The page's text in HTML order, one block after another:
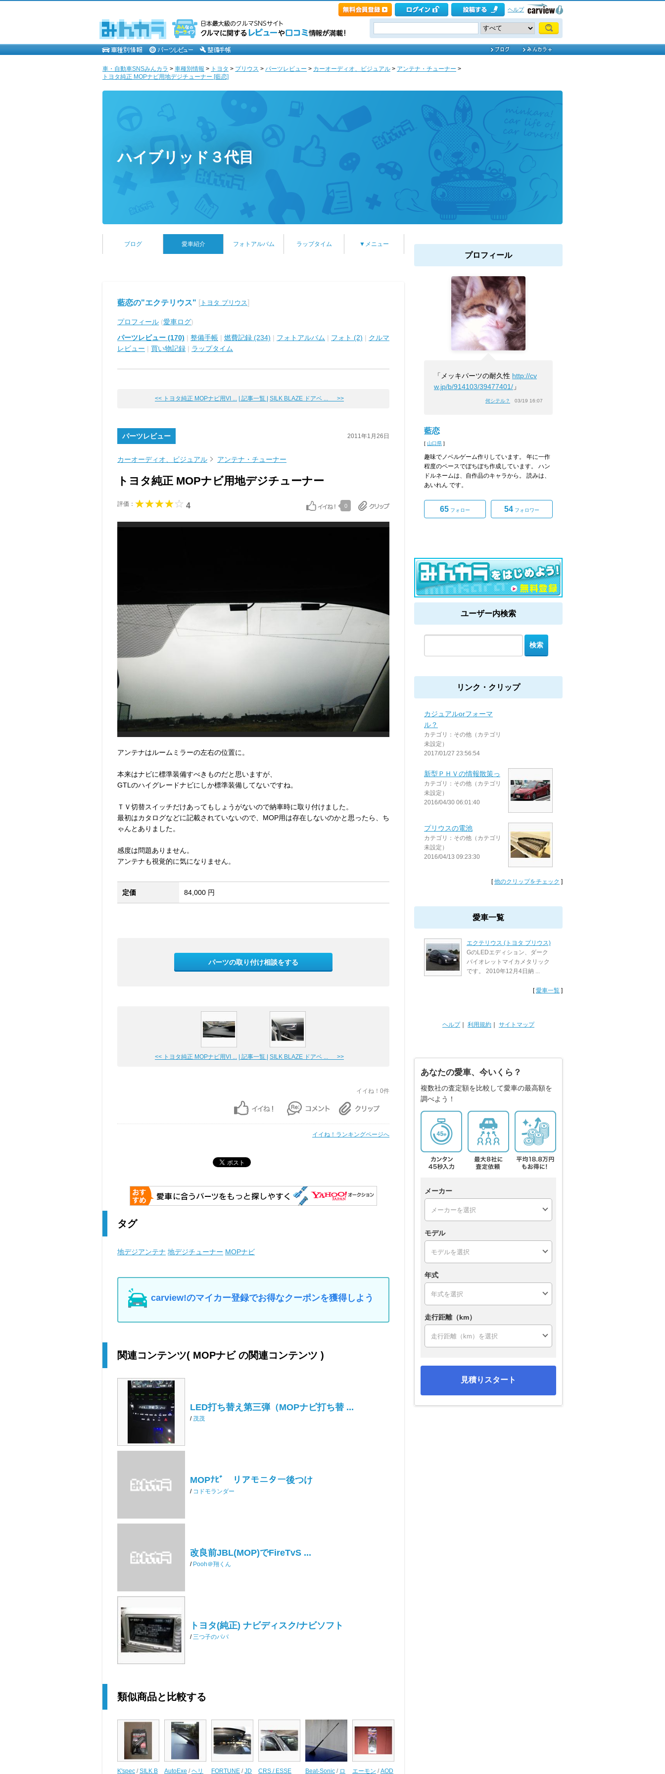
ヘルプ
車・自動車SNSみんカラ > 車種別情報 > トヨタ > プリウス > パーツレビュー > カーオーディオ、ビジュアル > アンテナ・チューナー >
トヨタ純正 MOPナビ用地デジチューナー [藍恋]
ハイブリッド３代目
ブログ 愛車紹介 フォトアルバム ラップタイム ▼メニュー
藍恋の"エクテリウス" [ トヨタ プリウス]
プロフィール (愛車ログ)
パーツレビュー (170) | 整備手帳 | 燃費記録 (234) | フォトアルバム | フォト (2) | クルマ
レビュー | 買い物記録 | ラップタイム
<< トヨタ純正 MOPナビ用VI ... | 記事一覧 | SILK BLAZE ドアベ ... >>
パーツレビュー 2011年1月26日
カーオーディオ、ビジュアル アンテナ・チューナー
トヨタ純正 MOPナビ用地デジチューナー
評価： 4 0
アンテナはルームミラーの左右の位置に。
本来はナビに標準装備すべきものだと思いますが、
GTLのハイグレードナビにしか標準装備してないですね。
ＴＶ切替スイッチだけあってもしょうがないので納車時に取り付けました。
最初はカタログなどに記載されていないので、MOP用は存在しないのかと思ったら、ち
ゃんとありました。
感度は問題ありません。
アンテナも視覚的に気になりません。
定価 84,000 円
パーツの取り付け相談をする
<< トヨタ純正 MOPナビ用VI ... | 記事一覧 | SILK BLAZE ドアベ ... >>
イイね！0件
イイね！ランキングページへ
タグ
地デジアンテナ 地デジチューナー MOPナビ
carview!のマイカー登録でお得なクーポンを獲得しよう
関連コンテンツ( MOPナビ の関連コンテンツ )
LED打ち替え第三弾（MOPナビ打ち替 ...
/ 茂茂
MOPﾅﾋﾞ リアモニター後つけ
/ コドモランダー
改良前JBL(MOP)でFireTvS ...
/ Pooh＠翔くん
トヨタ(純正) ナビディスク/ナビソフト
/ 三つ子のパパ
類似商品と比較する
K'spec /SILK B AutoExe /ヘリ FORTUNE /JD CRS / ESSE Beat-Sonic / ロ エーモン /AOD
プロフィール
「メッキパーツの耐久性 http://cv
w.jp/b/914103/39477401/ 」
何シテル？ 03/19 16:07
藍恋
[ 山口県 ]
趣味でノベルゲーム作りしています。 年に一作
程度のペースでぼちぼち作成しています。 ハン
ドルネームは、自作品のキャラから。 読みは、
あいれん です。
65 フォロー 54 フォロワー
ユーザー内検索
リンク・クリップ
カジュアルorフォーマ
ル？
カテゴリ：その他（カテゴリ
未設定）
2017/01/27 23:56:54
新型ＰＨＶの情報散策っ
カテゴリ：その他（カテゴリ
未設定）
2016/04/30 06:01:40
プリウスの電池
カテゴリ：その他（カテゴリ
未設定）
2016/04/13 09:23:30
[他のクリップをチェック ]
愛車一覧
エクテリウス (トヨタ プリウス)
GのLEDエディション、ダーク
バイオレットマイカメタリック
です。 2010年12月4日納 ...
[愛車一覧 ]
ヘルプ｜ 利用規約 サイトマップ
あなたの愛車、今いくら？
複数社の査定額を比較して愛車の最高額を
調べよう！
メーカー
モデル
年式
走行距離（km）
見積りスタート